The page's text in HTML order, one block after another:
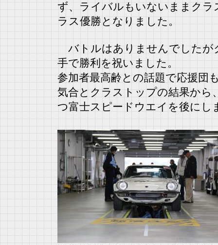
ず、ライバルもいないままク
ラス優勝となりました。
バトルはありませんでしたが
手で勝利を祝いました。
参加者最高齢との話題で応援団
気合とクラストップの結果から
つ富士スピードウエイを後にし